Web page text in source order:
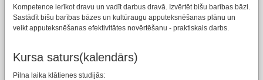
Kompetence ierīkot dravu un vadīt darbus dravā. Izvērtēt bišu barības bāzi.
Sastādīt bišu barības bāzes un kultūraugu apputeksnēšanas plānu un
veikt apputeksnēšanas efektivitātes novērtēšanu - praktiskais darbs.
Kursa saturs(kalendārs)
Pilna laika klātienes studijās: